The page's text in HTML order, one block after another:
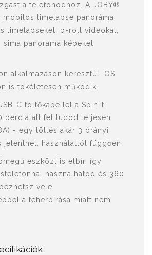
a telefonodhoz. A JOBY®
mobilos timelapse panoráma
timelapseket, b-roll videokat,
panorama képeket
alkalmazáson keresztül iOS
is tökéletesen működik.
C töltőkábellel a Spin-t
perc alatt fel tudod teljesen
- egy töltés akár 3 órányi
használattól függően.
eszközt is elbír, így
használhatod és 360
vele.
a teherbírása miatt nem